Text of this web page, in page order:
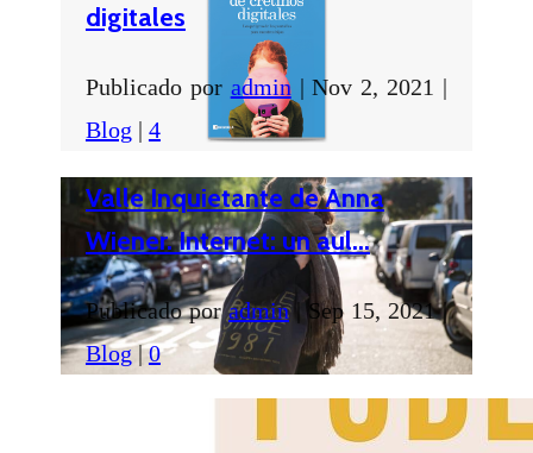
digitales
Publicado por admin|Nov 2, 2021 |
Blog | 4
Valle Inquietante de Anna
Wiener. Internet: un aul...
Publicado poradmin|Sep 15, 2021|
Blog|0